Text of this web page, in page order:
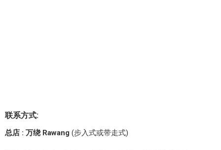
联系方式:
总店 : 万绕 Rawang (步入式或带走式)